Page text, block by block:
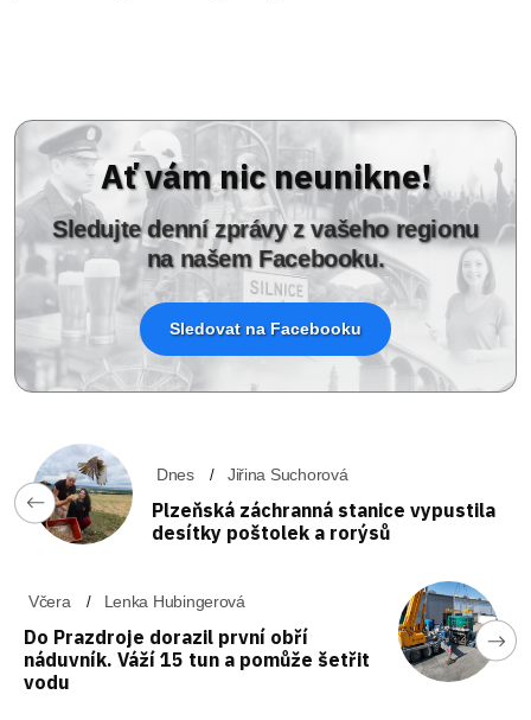
Ať vám nic neunikne!
Sledujte denní zprávy z vašeho regionu
na našem Facebooku.
Sledovat na Facebooku
Dnes Jiřina Suchorová
Plzeňská záchranná stanice vypustila
desítky poštolek a rorýsů
Včera Lenka Hubingerová
Do Prazdroje dorazil první obří
náduvník. Váží 15 tun a pomůže šetřit
vodu